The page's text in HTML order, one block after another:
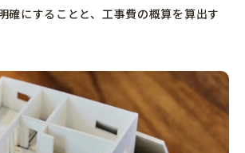
確にすることと、工事費の概算を算出す